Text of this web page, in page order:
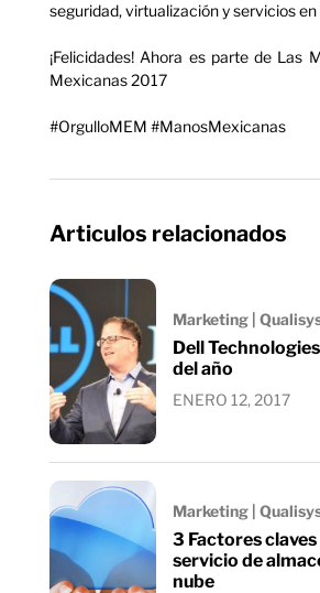
seguridad, virtualización y servicios en
¡Felicidades! Ahora es parte de Las
Mexicanas 2017
#OrgulloMEM #ManosMexicanas
Articulos relacionados
Marketing |
Dell
del año
ENERO 12, 2017
Marketing |
3 Factores
servicio de
nube